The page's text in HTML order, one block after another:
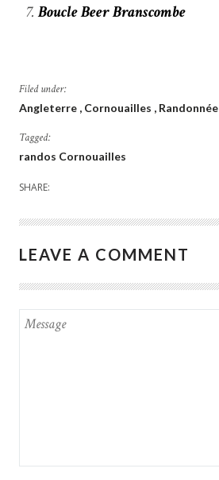
Boucle Beer Branscombe
Filed under:
Angleterre Cornouailles Randonnée
Tagged:
randos Cornouailles
SHARE:
LEAVE A COMMENT